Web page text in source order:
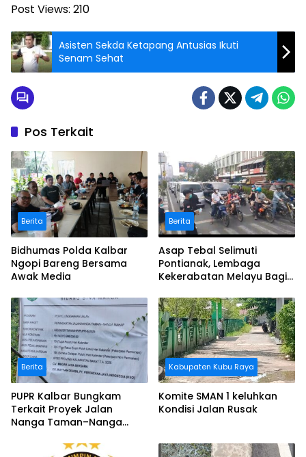
Post Views: 210
Asisten Sekda Ketapang Antusias Ikuti
Senam Sehat
Pos Terkait
Berita
Bidhumas Polda Kalbar
Ngopi Bareng Bersama
Awak Media
Berita
Asap Tebal Selimuti
Pontianak, Lembaga
Kekerabatan Melayu Bagi
Berita
PUPR Kalbar Bungkam
Terkait Proyek Jalan
Nanga Taman–Nanga
Bermasalah
Kabupaten Kubu Raya
Komite SMAN 1 keluhkan
Kondisi Jalan Rusak